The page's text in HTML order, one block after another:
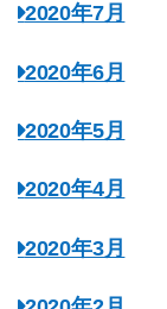
2020年7月
2020年6月
2020年5月
2020年4月
2020年3月